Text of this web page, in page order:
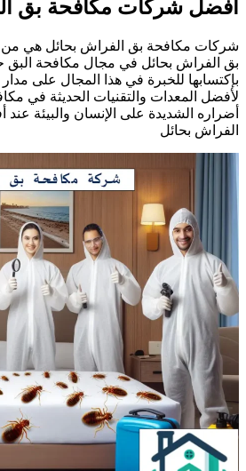
شركات مكافحة بق
مكافحة بق الفراش بحائل هي من
الفراش بحائل في مجال مكافحة البق
للخبرة في هذا المجال على مدار
المعدات والتقنيات الحديثة في
الشديدة على الإنسان والبيئة
بحائل